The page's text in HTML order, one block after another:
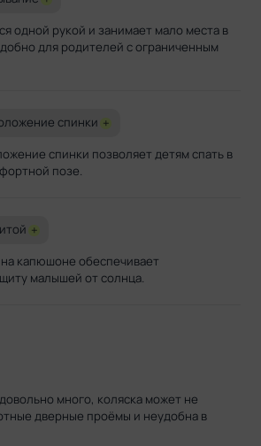
одной рукой и занимает мало места в
для родителей с ограниченным
спинки +
спинки позволяет детям спать в
позе.
+
капюшоне обеспечивает
малышей от солнца.
много, коляска может не
дверные проёмы и неудобна в